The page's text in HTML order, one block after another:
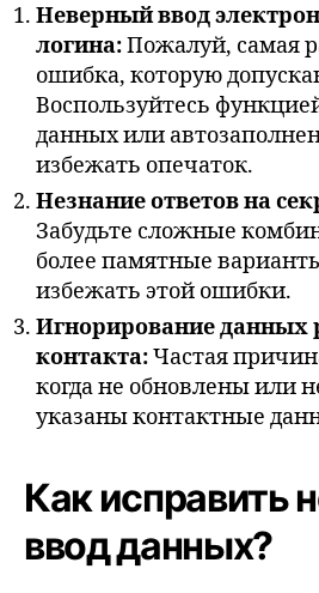
Неверный ввод
логина:Пожалуй, самая
ошибка, которую
Воспользуйтесь
данных или
избежать опечаток.
Незнание ответов на
Забудьте сложные
более памятные
избежать этой ошибки.
Игнорирование данных
контакта:Частая
когда не обновлены или
указаны контактные
Как исправить
ввод данных?